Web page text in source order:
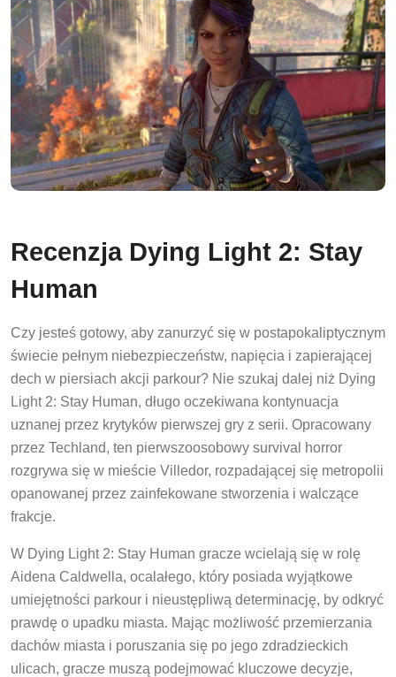
Recenzja Dying Light 2: Stay
Human
Czy jesteś gotowy, aby zanurzyć się w postapokaliptycznym
świecie pełnym niebezpieczeństw, napięcia i zapierającej
dech w piersiach akcji parkour? Nie szukaj dalej niż Dying
Light 2: Stay Human, długo oczekiwana kontynuacja
uznanej przez krytyków pierwszej gry z serii. Opracowany
przez Techland, ten pierwszoosobowy survival horror
rozgrywa się w mieście Villedor, rozpadającej się metropolii
opanowanej przez zainfekowane stworzenia i walczące
frakcje.
W Dying Light 2: Stay Human gracze wcielają się w rolę
Aidena Caldwella, ocalałego, który posiada wyjątkowe
umiejętności parkour i nieustępliwą determinację, by odkryć
prawdę o upadku miasta. Mając możliwość przemierzania
dachów miasta i poruszania się po jego zdradzieckich
ulicach, gracze muszą podejmować kluczowe decyzje,